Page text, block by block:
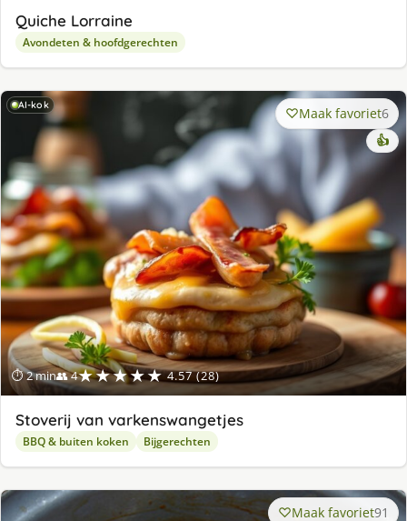
Quiche Lorraine
Avondeten & hoofdgerechten
AI-kok
⏱ 2 min👥 4★★★★★ 4.57 (28)
Maak favoriet6
👍
Stoverij van varkenswangetjes
BBQ & buiten koken Bijgerechten
Maak favoriet91